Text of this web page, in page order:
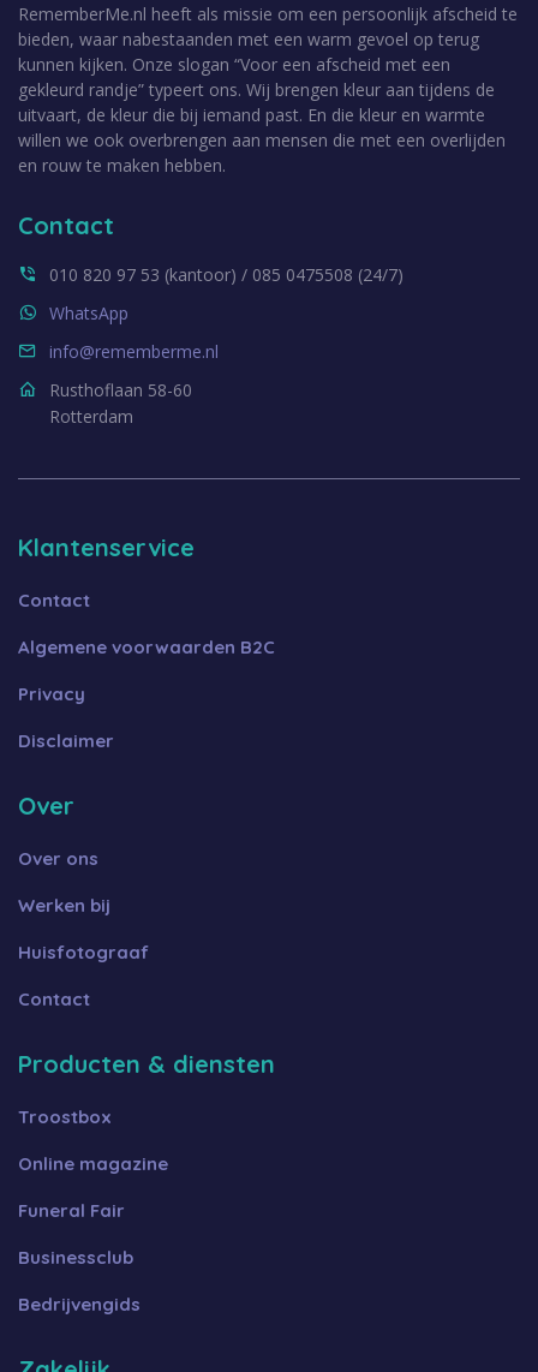
Contact
010 820 97 53 (kantoor) / 085 0475508 (24/7)
WhatsApp
info@rememberme.nl
Rusthoflaan 58-60
Rotterdam
RememberMe.nl heeft als missie om een persoonlijk afscheid te
bieden, waar nabestaanden met een warm gevoel op terug
kunnen kijken. Onze slogan “Voor een afscheid met een
gekleurd randje” typeert ons. Wij brengen kleur aan tijdens de
uitvaart, de kleur die bij iemand past. En die kleur en warmte
willen we ook overbrengen aan mensen die met een overlijden
en rouw te maken hebben.
Klantenservice
Contact
Algemene voorwaarden B2C
Privacy
Disclaimer
Over
Over ons
Werken bij
Huisfotograaf
Contact
Producten & diensten
Troostbox
Online magazine
Funeral Fair
Businessclub
Bedrijvengids